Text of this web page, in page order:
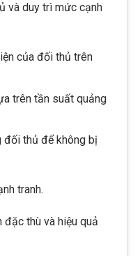
và duy trì mức cạnh
của đối thủ trên
trên tần suất quảng
đối thủ để không bị
tranh.
đặc thù và hiệu quả